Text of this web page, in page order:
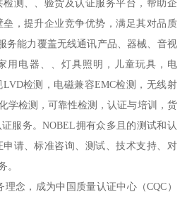
测、、验货及认证服务平台，帮助企
，提升企业竞争优势，满足其对品质
务能力覆盖无线通讯产品、器械、音视
用电器、、灯具照明，儿童玩具，电
检测，电磁兼容EMC检测，无线射
学检测，可靠性检测，认证与培训，货
服务。NOBEL拥有众多且的测试和认
请、标准咨询、测试、技术支持、对
。
念，成为中国质量认证中心（CQC）